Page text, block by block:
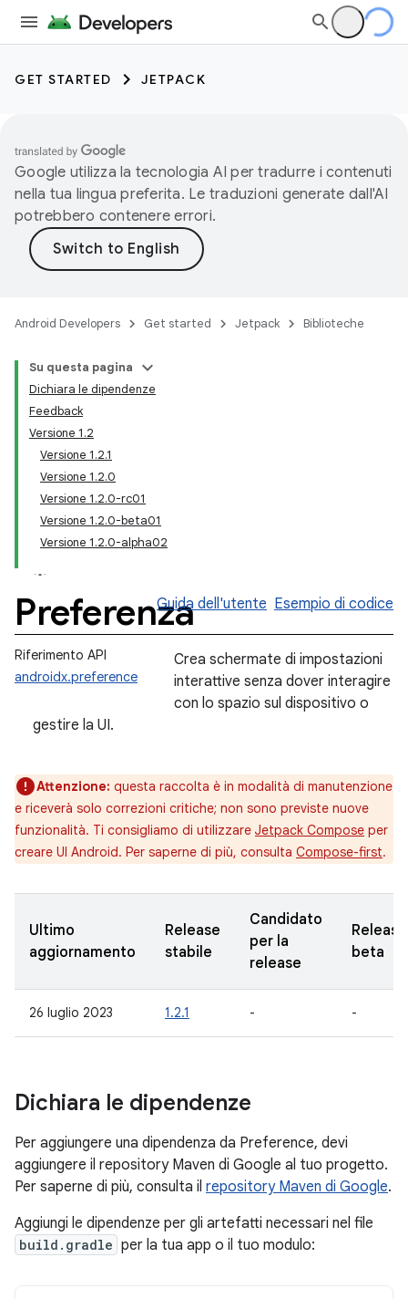
GET STARTED JETPACK
Google utilizza la tecnologia AI per tradurre i contenuti
nella tua lingua preferita. Le traduzioni generate dall'AI
potrebbero contenere errori.
Android Developers Get started Jetpack Biblioteche
Su questa pagina
Dichiara le dipendenze
Feedback
Versione 1.2
Versione 1.2.1
Versione 1.2.0
Versione 1.2.0-rc01
Versione 1.2.0-beta01
Versione 1.2.0-alpha02
PreferenzaGuida dell'utente Esempio di codice
Riferimento API
androidx.preference
Crea schermate di impostazioni
interattive senza dover interagire
con lo spazio sul dispositivo o
gestire la UI.
Attenzione: questa raccolta è in modalità di manutenzione
e riceverà solo correzioni critiche; non sono previste nuove
funzionalità. Ti consigliamo di utilizzare Jetpack Compose per
creare UI Android. Per saperne di più, consulta Compose-first.
Ultimo
aggiornamento
Release
stabile
Candidato
per la
release
Release
beta
26 luglio 2023 1.2.1 - -
Dichiara le dipendenze
Per aggiungere una dipendenza da Preference, devi
aggiungere il repository Maven di Google al tuo progetto.
Per saperne di più, consulta il repository Maven di Google.
Aggiungi le dipendenze per gli artefatti necessari nel file
build.gradle per la tua app o il tuo modulo: